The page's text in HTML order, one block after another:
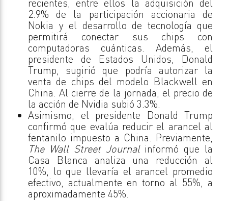
recientes, entre ellos la adquisición del
2.9% de la participación accionaria de
Nokia y el desarrollo de tecnología que
permitirá conectar sus chips con
computadoras cuánticas. Además, el
presidente de Estados Unidos, Donald
Trump, sugirió que podría autorizar la
venta de chips del modelo Blackwell en
China. Al cierre de la jornada, el precio de
la acción de Nvidia subió 3.3%.
Asimismo, el presidente Donald Trump
confirmó que evalúa reducir el arancel al
fentanilo impuesto a China. Previamente,
The Wall Street Journalinformó que la
Casa Blanca analiza una reducción al
10%, lo que llevaría el arancel promedio
efectivo, actualmente en torno al 55%, a
aproximadamente 45%.